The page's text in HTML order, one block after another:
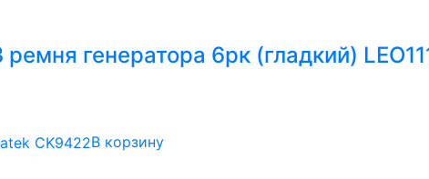
генератора 6рк (гладкий)
В корзину